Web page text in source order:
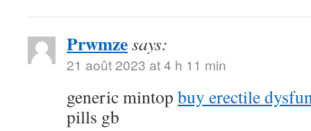
Prwmzesays:
21 août 2023 at 4 h 11 min
generic mintop buy erectile
pills gb